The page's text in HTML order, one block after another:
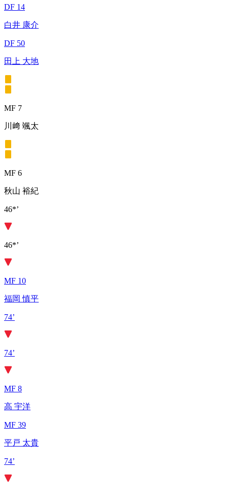
DF 14
白井 康介
DF 50
田上 大地
MF 7
川﨑 颯太
MF 6
秋山 裕紀
46*’
46*’
MF 10
福岡 慎平
74’
74’
MF 8
高 宇洋
MF 39
平戸 太貴
74’